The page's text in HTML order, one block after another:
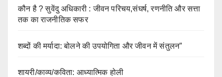
कौन है ? सुवेंदु अधिकारी : जीवन परिचय,संघर्ष, रणनीति और सत्ता
तक का राजनीतिक सफर
शब्दों की मर्यादा: बोलने की उपयोगिता और जीवन में संतुलन”
शायरी/काव्य/कविता: आध्यात्मिक होली